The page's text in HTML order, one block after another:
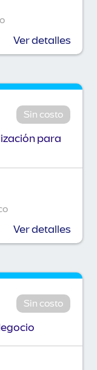
Ver detalles
Sin costo
para
Ver detalles
Sin costo